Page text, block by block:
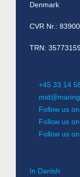
Denmark
CVR Nr.:
TRN:
+45 33 14
Follow us
Follow us
Follow us
In Danish